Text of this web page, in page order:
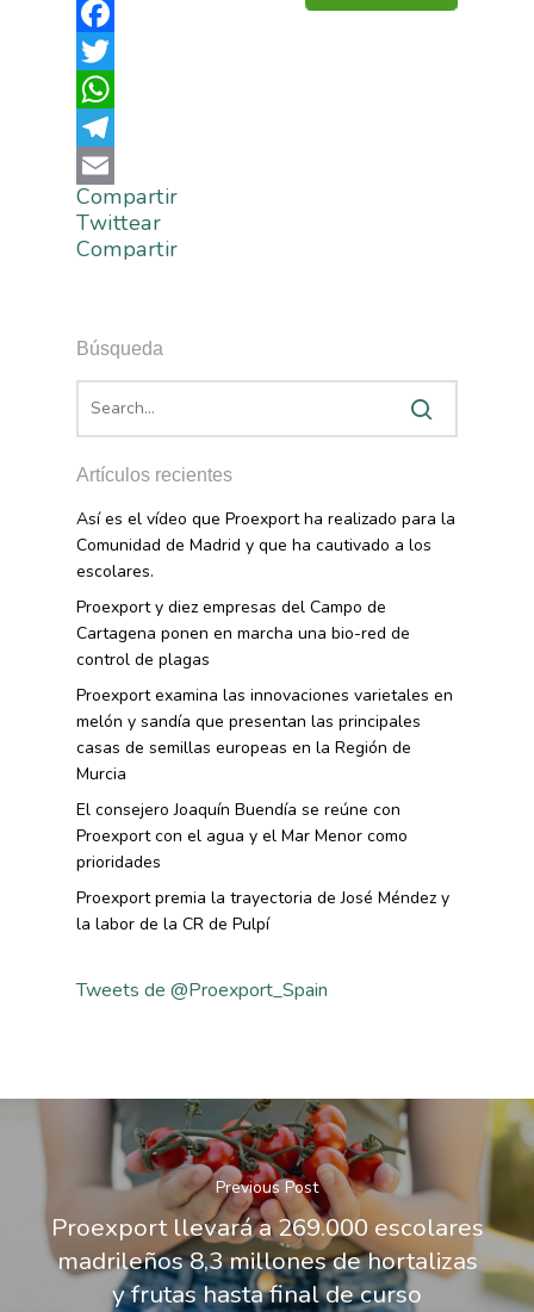
Facebook
Twitter
WhatsApp
Telegram
Email
Compartir
Twittear
Compartir
Búsqueda
Artículos recientes
Así es el vídeo que Proexport ha realizado para la
Comunidad de Madrid y que ha cautivado a los
escolares.
Proexport y diez empresas del Campo de
Cartagena ponen en marcha una bio-red de
control de plagas
Proexport examina las innovaciones varietales en
melón y sandía que presentan las principales
casas de semillas europeas en la Región de
Murcia
El consejero Joaquín Buendía se reúne con
Proexport con el agua y el Mar Menor como
prioridades
Proexport premia la trayectoria de José Méndez y
la labor de la CR de Pulpí
Tweets de @Proexport_Spain
Previous Post
Proexport llevará a 269.000 escolares
madrileños 8,3 millones de hortalizas
y frutas hasta final de curso